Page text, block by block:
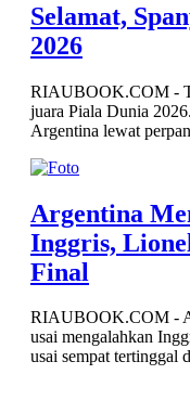
Selamat,
2026
RIAUBOOK.COM -
juara Piala Dunia
Argentina lewat